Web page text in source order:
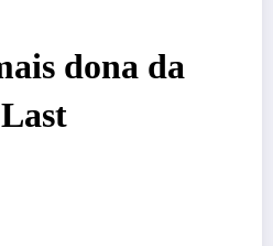
dona da